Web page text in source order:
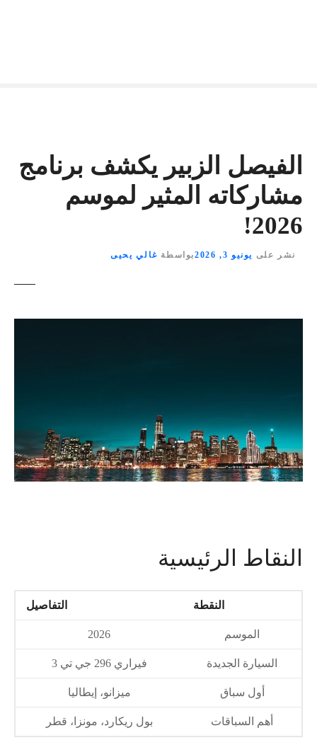
الفيصل الزبير يكشف برنامج
مشاركاته المثير لموسم
2026!
نشر على يونيو 3, 2026 بواسطة غالي يحيى
النقاط الرئيسية
النقطة التفاصيل
الموسم 2026
السيارة الجديدة فيراري 296 جي تي 3
أول سباق ميزانو، إيطاليا
أهم السباقات بول ريكارد، مونزا، قطر